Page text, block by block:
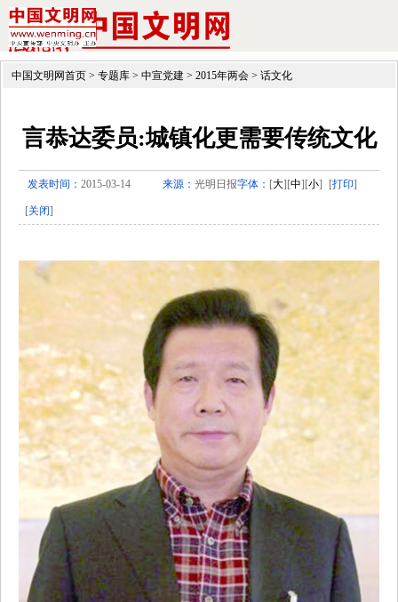
中国文明网首页 > 专题库 > 中宣党建 > 2015年两会 > 话文化
言恭达委员:城镇化更需要传统文化
发表时间： 2015-03-14 来源： 光明日报字体： [大][中][小] [打印]
[关闭]